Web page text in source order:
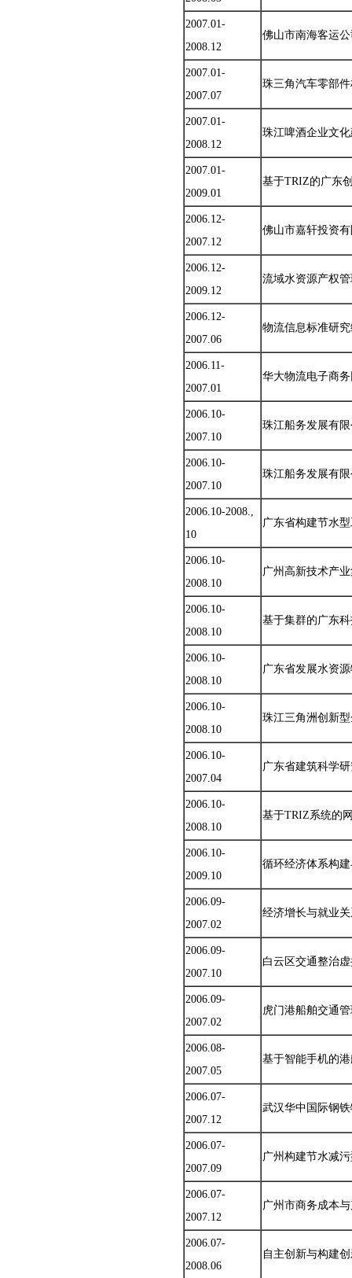
2007.01-
2008.12
佛山市南海客运
2007.01-
2007.07
珠三角汽车零部
2007.01-
2008.12
珠江啤酒企业文
2007.01-
2009.01
基于TRIZ的广东
2006.12-
2007.12
佛山市嘉轩投资
2006.12-
2009.12
流域水资源产权
2006.12-
2007.06
物流信息标准研
2006.11-
2007.01
华大物流电子商
2006.10-
2007.10
珠江船务发展有
2006.10-
2007.10
珠江船务发展有
2006.10-2008.,
10
广东省构建节水
2006.10-
2008.10
广州高新技术产
2006.10-
2008.10
基于集群的广东
2006.10-
2008.10
广东省发展水资
2006.10-
2008.10
珠江三角洲创新
2006.10-
2007.04
广东省建筑科学
2006.10-
2008.10
基于TRIZ系统的
2006.10-
2009.10
循环经济体系构
2006.09-
2007.02
经济增长与就业
2006.09-
2007.10
白云区交通整治
2006.09-
2007.02
虎门港船舶交通
2006.08-
2007.05
基于智能手机的
2006.07-
2007.12
武汉华中国际钢
2006.07-
2007.09
广州构建节水减
2006.07-
2007.12
广州市商务成本
2006.07-
2008.06
自主创新与构建